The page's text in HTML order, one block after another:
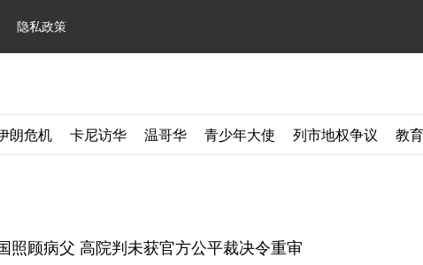
隐私政策
朗危机 卡尼访华 温哥华 青少年大使 列市地权争议 教育
照顾病父 高院判未获官方公平裁决令重审